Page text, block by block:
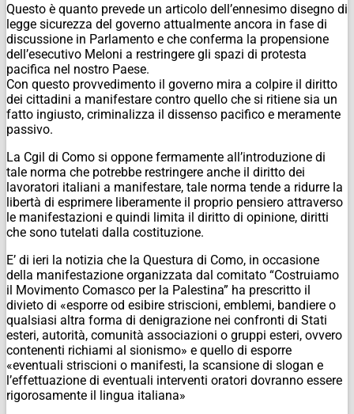
Questo è quanto prevede un articolo dell’ennesimo disegno di
legge sicurezza del governo attualmente ancora in fase di
discussione in Parlamento e che conferma la propensione
dell’esecutivo Meloni a restringere gli spazi di protesta
pacifica nel nostro Paese.
Con questo provvedimento il governo mira a colpire il diritto
dei cittadini a manifestare contro quello che si ritiene sia un
fatto ingiusto, criminalizza il dissenso pacifico e meramente
passivo.
La Cgil di Como si oppone fermamente all’introduzione di
tale norma che potrebbe restringere anche il diritto dei
lavoratori italiani a manifestare, tale norma tende a ridurre la
libertà di esprimere liberamente il proprio pensiero attraverso
le manifestazioni e quindi limita il diritto di opinione, diritti
che sono tutelati dalla costituzione.
E’ di ieri la notizia che la Questura di Como, in occasione
della manifestazione organizzata dal comitato “Costruiamo
il Movimento Comasco per la Palestina” ha prescritto il
divieto di «esporre od esibire striscioni, emblemi, bandiere o
qualsiasi altra forma di denigrazione nei confronti di Stati
esteri, autorità, comunità associazioni o gruppi esteri, ovvero
contenenti richiami al sionismo» e quello di esporre
«eventuali striscioni o manifesti, la scansione di slogan e
l’effettuazione di eventuali interventi oratori dovranno essere
rigorosamente il lingua italiana»